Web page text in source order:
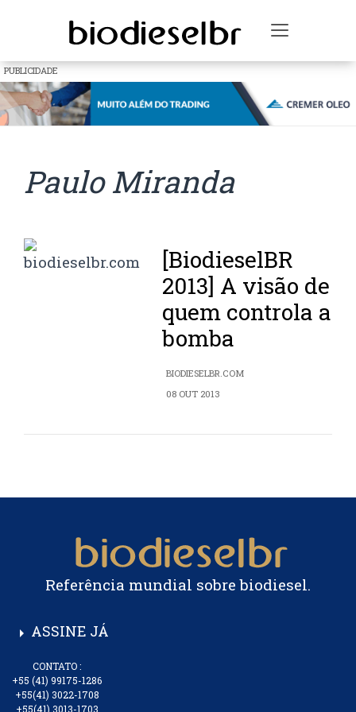
Toggle
PUBLICIDADE
Paulo Miranda
[BiodieselBR
2013] A visão de
quem controla a
bomba
BIODIESELBR.COM
08 OUT 2013
Referência mundial sobre biodiesel.
arrow_right ASSINE JÁ
CONTATO :
+55 (41) 99175-1286
+55(41) 3022-1708
+55(41) 3013-1703